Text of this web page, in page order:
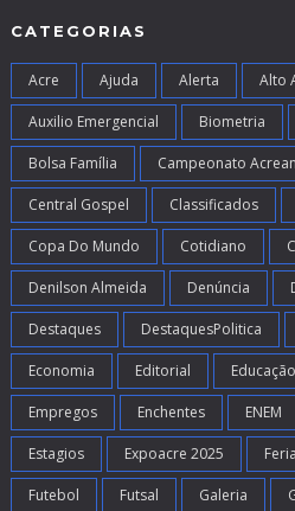
CATEGORIAS
Acre Ajuda Alerta Alto
Auxilio Emergencial Biometria
Bolsa Família Campeonato
Central Gospel Classificados
Copa Do Mundo Cotidiano
Denilson Almeida Denúncia
Destaques DestaquesPolitica
Economia Editorial Educação
Empregos Enchentes ENEM
Estagios Expoacre 2025
Futebol Futsal Galeria